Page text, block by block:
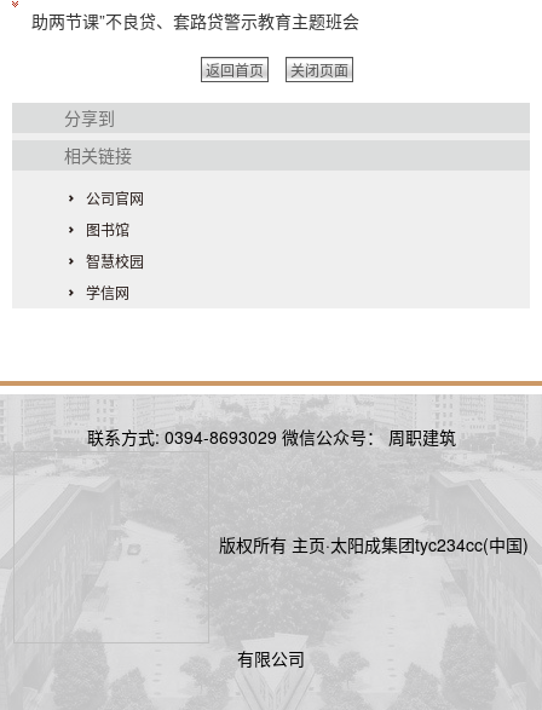
助两节课”不良贷、套路贷警示教育主题班会
返回首页 关闭页面
分享到
相关链接
公司官网
图书馆
智慧校园
学信网
联系方式: 0394-8693029 微信公众号： 周职建筑
版权所有 主页·太阳成集团tyc234cc(中国)
有限公司